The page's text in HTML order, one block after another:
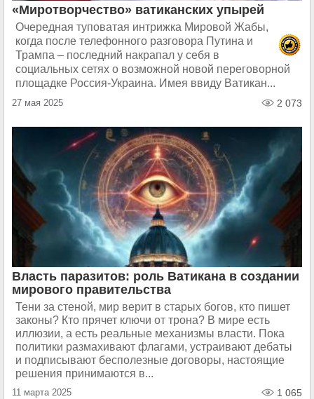
«Миротворчество» ватиканских упырей
Очередная туповатая интрижка Мировой Жабы,
когда после телефонного разговора Путина и
Трампа – последний накрапал у себя в
социальных сетях о возможной новой переговорной
площадке Россия-Украина. Имея ввиду Ватикан...
27 мая 2025 2 073
Власть паразитов: роль Ватикана в создании
мирового правительства
Тени за стеной, мир верит в старых богов, кто пишет
законы? Кто прячет ключи от трона? В мире есть
иллюзии, а есть реальные механизмы власти. Пока
политики размахивают флагами, устраивают дебаты
и подписывают бесполезные договоры, настоящие
решения принимаются в...
11 марта 2025 1 065